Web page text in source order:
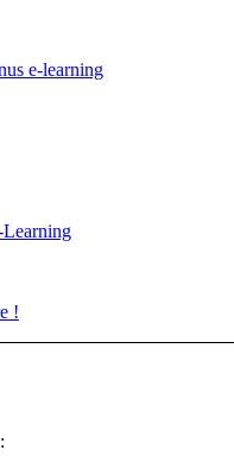
e-learning
Learning
!